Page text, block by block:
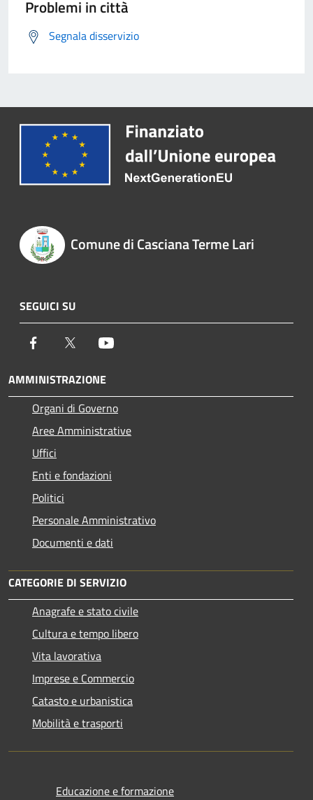
Problemi in città
Segnala disservizio
Comune di Casciana Terme Lari
SEGUICI SU
Facebook Twitter
AMMINISTRAZIONE
Organi di Governo
Aree Amministrative
Uffici
Enti e fondazioni
Politici
Personale Amministrativo
Documenti e dati
CATEGORIE DI SERVIZIO
Anagrafe e stato civile
Cultura e tempo libero
Vita lavorativa
Imprese e Commercio
Catasto e urbanistica
Mobilità e trasporti
Educazione e formazione